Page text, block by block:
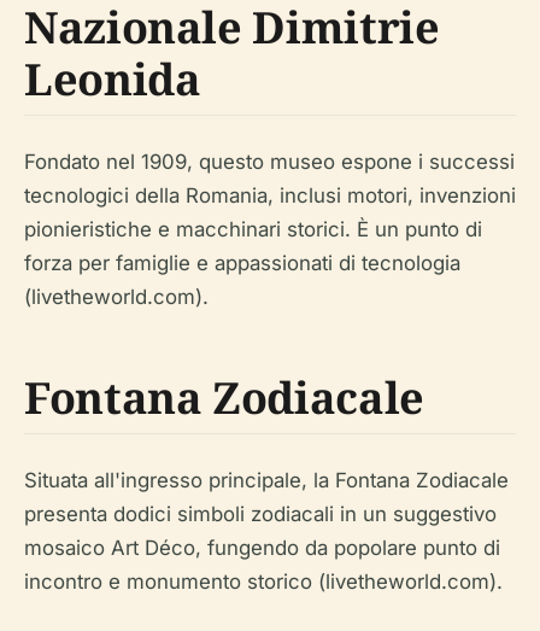
Nazionale Dimitrie
Leonida
Fondato nel 1909, questo museo espone i successi
tecnologici della Romania, inclusi motori, invenzioni
pionieristiche e macchinari storici. È un punto di
forza per famiglie e appassionati di tecnologia
(livetheworld.com).
Fontana Zodiacale
Situata all'ingresso principale, la Fontana Zodiacale
presenta dodici simboli zodiacali in un suggestivo
mosaico Art Déco, fungendo da popolare punto di
incontro e monumento storico (livetheworld.com).